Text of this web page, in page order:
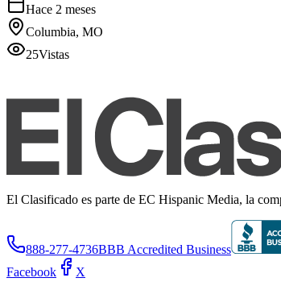
Hace 2 meses
Columbia, MO
25Vistas
El Clasificado es parte de EC Hispanic Media, la
888-277-4736BBB Accredited Business
Facebook
X